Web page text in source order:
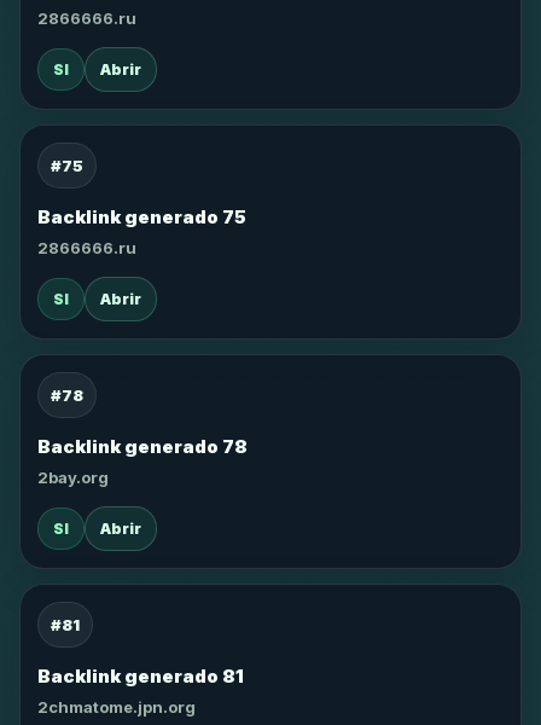
2866666.ru
SI Abrir
#75
Backlink generado 75
2866666.ru
SI Abrir
#78
Backlink generado 78
2bay.org
SI Abrir
#81
Backlink generado 81
2chmatome.jpn.org